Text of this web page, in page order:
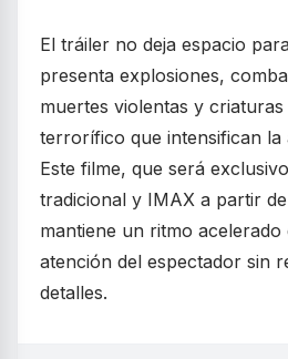
El tráiler no deja espacio
presenta explosiones,
muertes violentas y
terrorífico que intensifican la
Este filme, que será
tradicional y IMAX a partir
mantiene un ritmo
atención del espectador sin
detalles.